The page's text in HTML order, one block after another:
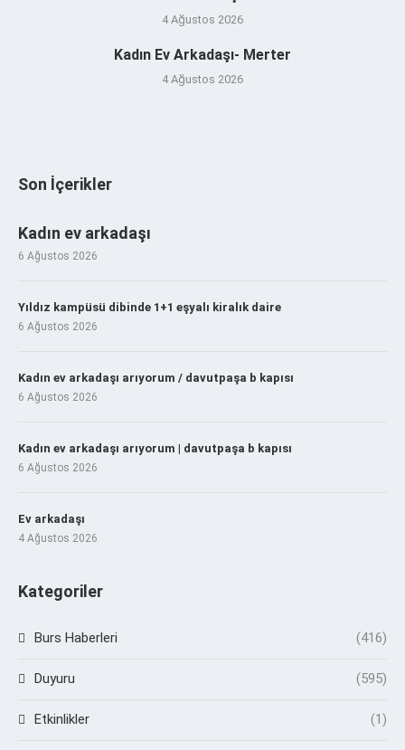
4 Ağustos 2026
Kadın Ev Arkadaşı- Merter
4 Ağustos 2026
Son İçerikler
Kadın ev arkadaşı
6 Ağustos 2026
Yıldız kampüsü dibinde 1+1 eşyalı kiralık daire
6 Ağustos 2026
Kadın ev arkadaşı arıyorum / davutpaşa b kapısı
6 Ağustos 2026
Kadın ev arkadaşı arıyorum | davutpaşa b kapısı
6 Ağustos 2026
Ev arkadaşı
4 Ağustos 2026
Kategoriler
Burs Haberleri (416)
Duyuru (595)
Etkinlikler (1)